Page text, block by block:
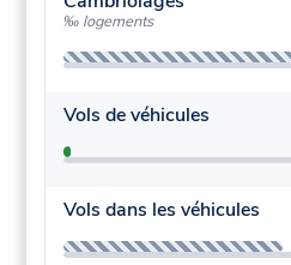
‰ logements
Vols de véhicules
Vols dans les véhicules